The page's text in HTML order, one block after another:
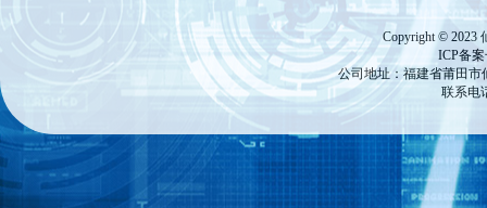
Copyright © 2023
ICP备
公司地址：福建省莆田市
联系电